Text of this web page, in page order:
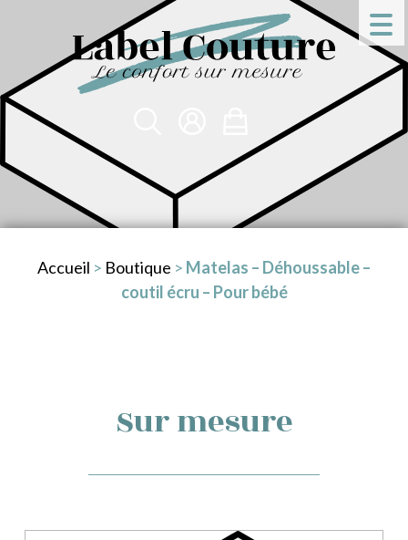
Accueil > Boutique > Matelas – Déhoussable –
coutil écru – Pour bébé
Sur mesure